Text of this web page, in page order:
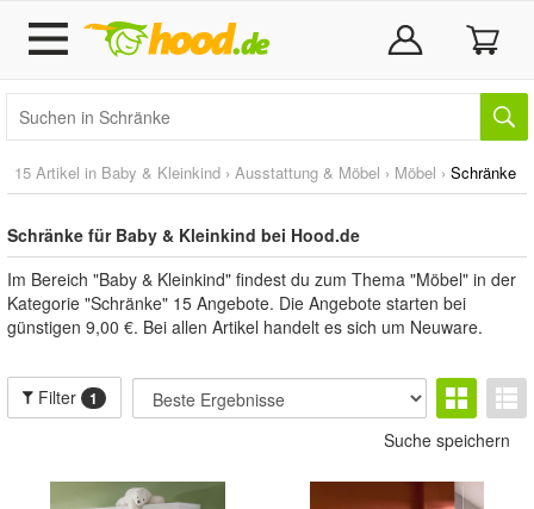
15 Artikel in Baby & Kleinkind › Ausstattung & Möbel › Möbel › Schränke
Schränke für Baby & Kleinkind bei Hood.de
Im Bereich "Baby & Kleinkind" findest du zum Thema "Möbel" in der
Kategorie "Schränke" 15 Angebote. Die Angebote starten bei
günstigen 9,00 €. Bei allen Artikel handelt es sich um Neuware.
Filter 1
Suche speichern